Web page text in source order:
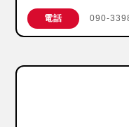
電話 090-